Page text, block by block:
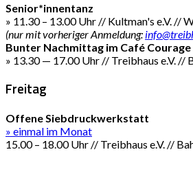
Senior*innentanz
» 11.30 – 13.00 Uhr // Kultman's e.V. //
(nur mit vorheriger Anmeldung:
Bunter Nachmittag im Café Courage
» 13.30 — 17.00 Uhr // Treibhaus e.V. //
Freitag
Offene Siebdruckwerkstatt
» einmal im Monat
15.00 – 18.00 Uhr // Treibhaus e.V. //